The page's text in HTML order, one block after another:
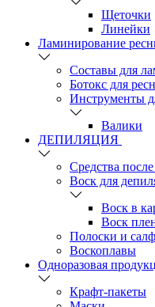
Щеточки
Линейки
Ламинирование
Составы для
Ботокс для
Инструменты
Валики
ДЕПИЛЯЦИЯ
Средства
Воск для
Воск в
Воск
Полоски и
Воскоплавы
Одноразовая
Крафт-пакеты